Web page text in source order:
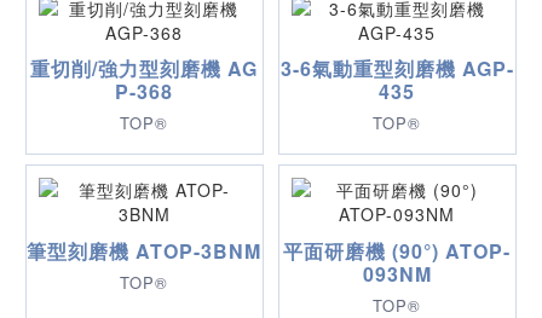
重切削/強力型刻磨機 AG
P-368
TOP®
3-6氣動重型刻磨機 AGP-
435
TOP®
筆型刻磨機 ATOP-3BNM
TOP®
平面研磨機 (90°) ATOP-
093NM
TOP®